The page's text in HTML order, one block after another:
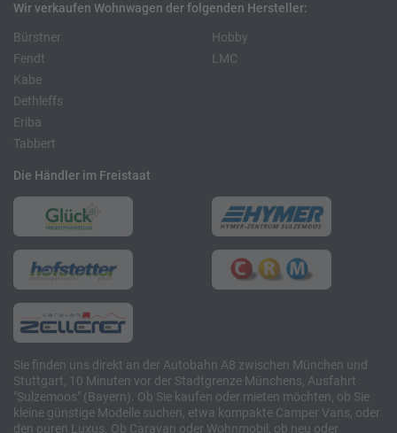
Wir verkaufen Wohnwagen der folgenden Hersteller:
Bürstner
Fendt
Kabe
Hobby
LMC
Dethleffs
Eriba
Tabbert
Die Händler im Freistaat
Sie finden uns direkt an der Autobahn A8 zwischen München und
Stuttgart, 10 Minuten vor der Stadtgrenze Münchens, Ausfahrt
"Sulzemoos" (Bayern). Ob Sie kaufen oder mieten möchten, ob Sie
kleine günstige Modelle suchen, etwa kompakte Camper Vans, oder
den puren Luxus. Ob Caravan oder Wohnmobil, ob neu oder